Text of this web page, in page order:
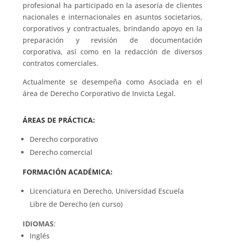
profesional ha participado en la asesoría de clientes
nacionales e internacionales en asuntos societarios,
corporativos y contractuales, brindando apoyo en la
preparación y revisión de documentación
corporativa, así como en la redacción de diversos
contratos comerciales.
Actualmente se desempeña como Asociada en el
área de Derecho Corporativo de Invicta Legal.
ÁREAS DE PRÁCTICA:
Derecho corporativo
Derecho comercial
FORMACIÓN ACADÉMICA:
Licenciatura en Derecho, Universidad Escuela
Libre de Derecho (en curso)
IDIOMAS:
Inglés